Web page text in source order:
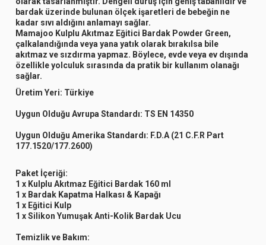
bardak üzerinde bulunan ölçek işaretleri de bebeğin ne
kadar sıvı aldığını anlamayı sağlar.
Mamajoo Kulplu Akıtmaz Eğitici Bardak Powder Green,
çalkalandığında veya yana yatık olarak bırakılsa bile
akıtmaz ve sızdırma yapmaz. Böylece, evde veya ev dışında
özellikle yolculuk sırasında da pratik bir kullanım olanağı
sağlar.
Üretim Yeri: Türkiye
Uygun Olduğu Avrupa Standardı: TS EN 14350
Uygun Olduğu Amerika Standardı: F.D.A (21 C.F.R Part
177.1520/177.2600)
Paket İçeriği:
1 x Kulplu Akıtmaz Eğitici Bardak 160 ml
1 x Bardak Kapatma Halkası & Kapağı
1 x Eğitici Kulp
1 x Silikon Yumuşak Anti-Kolik Bardak Ucu
Temizlik ve Bakım: